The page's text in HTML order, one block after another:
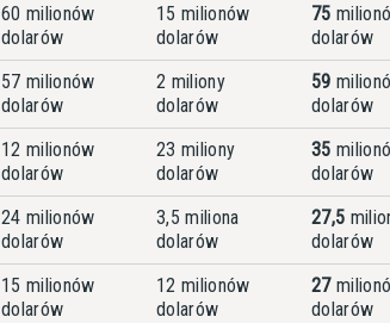
60 milionów
dolarów
15 milionów
dolarów
75
dolarów
57 milionów
dolarów
2 miliony
dolarów
59
dolarów
12 milionów
dolarów
23 miliony
dolarów
35
dolarów
24 milionów
dolarów
3,5 miliona
dolarów
27,5
dolarów
15 milionów
dolarów
12 milionów
dolarów
27
dolarów